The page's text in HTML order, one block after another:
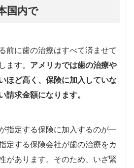
国内で
前に歯の治療はすべて済ませて
ます。 アメリカでは歯の治療や
ほど高く、保険に加入していな
請求金額になります。
指定する保険に加入するのが一
定する保険会社が歯の治療をカ
があります。そのため、いざ緊